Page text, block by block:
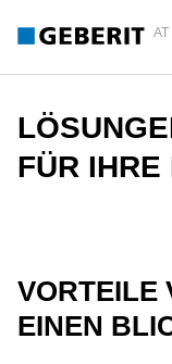
AT
FÜR IHRE
VORTEILE
EINEN